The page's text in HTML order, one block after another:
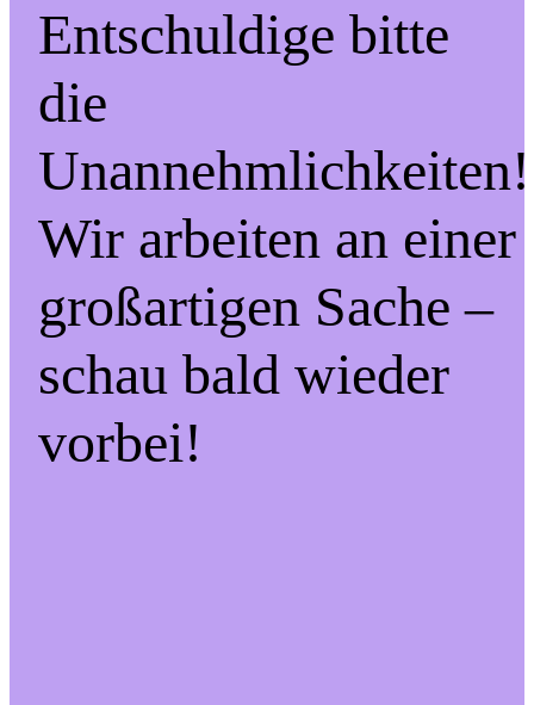
Entschuldige bitte
die
Unannehmlichkeiten!
Wir arbeiten an einer
großartigen Sache –
schau bald wieder
vorbei!